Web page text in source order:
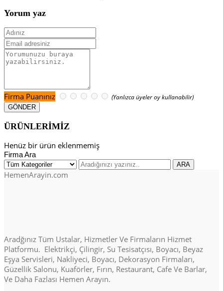
Yorum yaz
Firma Puanınız (Yanlızca üyeler oy kullanabilir)
ÜRÜNLERİMİZ
Henüz bir ürün eklenmemiş
Firma Ara
HemenArayin.com
Aradğınız Tüm Ustalar, Hizmetler Ve Firmaların Hizmet
Platformu. Elektrikçi, Çilingir, Su Tesisatçısı, Boyacı, Beyaz
Eşya Servisleri, Nakliyeci, Boyacı, Dekorasyon Firmaları,
Güzellik Salonu, Kuaförler, Fırın, Restaurant, Cafe Ve Barlar,
Ve Daha Fazlası Hemen Arayın.